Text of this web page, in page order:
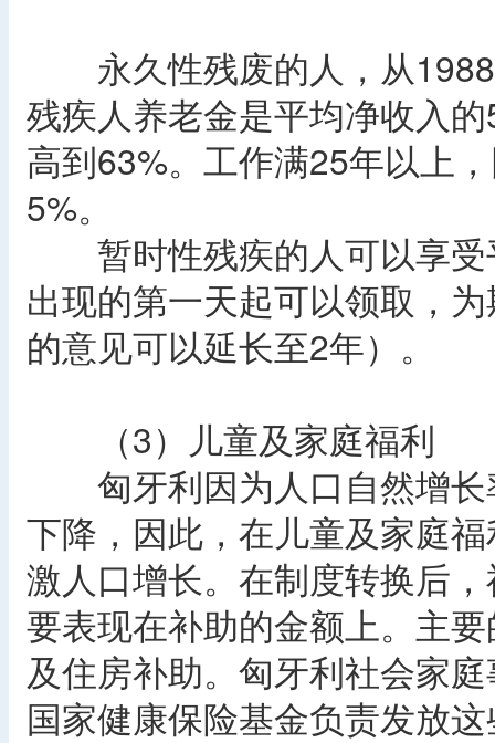
永久性残废的人，从1988
残疾人养老金是平均净收入
高到63%。工作满25年以上
5%。
暂时性残疾的人可以享受
出现的第一天起可以领取，
的意见可以延长至2年）。
（3）儿童及家庭福利
匈牙利因为人口自然增长
下降，因此，在儿童及家庭
激人口增长。在制度转换后
要表现在补助的金额上。主
及住房补助。匈牙利社会家
国家健康保险基金负责发放